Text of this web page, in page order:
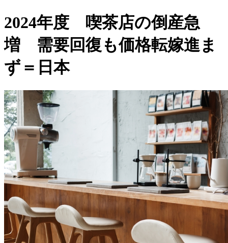
2024年度 喫茶店の倒産急
増 需要回復も価格転嫁進ま
ず＝日本